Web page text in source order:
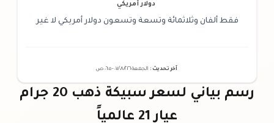
دولار أمريكي
فقط ألفان وثلاثمائة وتسعة وتسعون دولار أمريكي لا غير
آخر تحديث : الجمعة ٠٧ /٠٨/٢٠٢٦ - ٠٦:٠٥ ص
رسم بياني لسعر سبيكة ذهب 20 جرام
عيار 21 عالمياً